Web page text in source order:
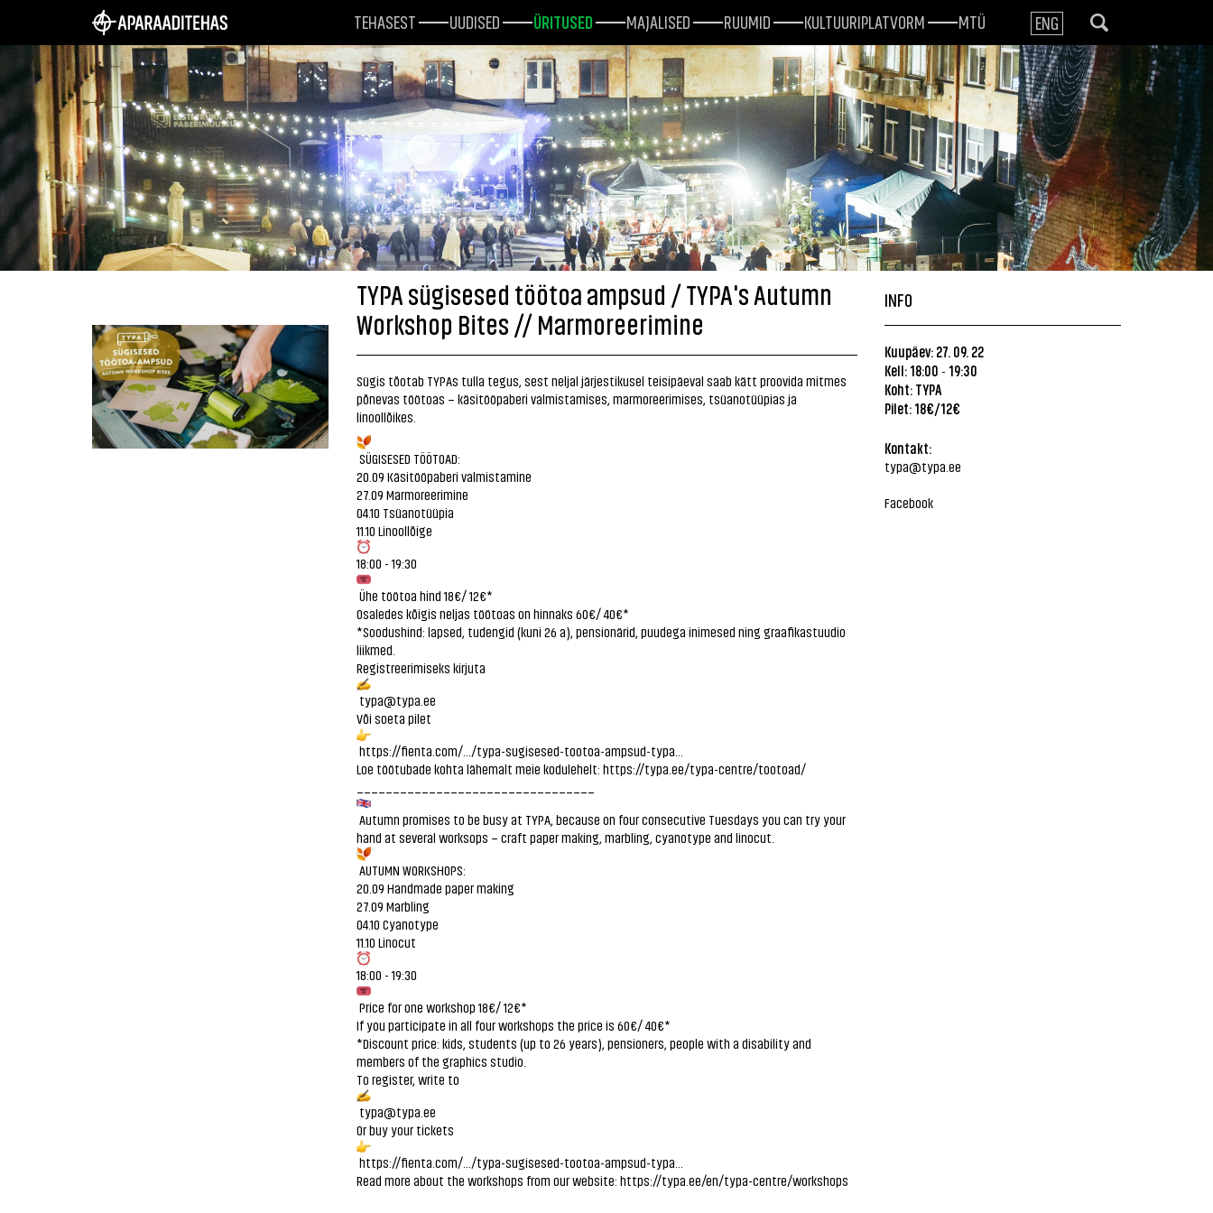
TEHASEST UUDISED ÜRITUSED MAJALISED RUUMID KULTUURIPLATVORM MTÜ ENG
TYPA sügisesed töötoa ampsud / TYPA's Autumn
Workshop Bites // Marmoreerimine
Sügis tõotab TYPAs tulla tegus, sest neljal järjestikusel teisipäeval saab kätt proovida mitmes
põnevas töötoas – käsitööpaberi valmistamises, marmoreerimises, tsüanotüüpias ja
linoollõikes.
SÜGISESED TÖÖTOAD:
20.09 Käsitööpaberi valmistamine
27.09 Marmoreerimine
04.10 Tsüanotüüpia
11.10 Linoollõige
18:00 - 19:30
Ühe töötoa hind 18€/ 12€*
Osaledes kõigis neljas töötoas on hinnaks 60€/ 40€*
*Soodushind: lapsed, tudengid (kuni 26 a), pensionärid, puudega inimesed ning graafikastuudio
liikmed.
Registreerimiseks kirjuta
typa@typa.ee
Või soeta pilet
https://fienta.com/.../typa-sugisesed-tootoa-ampsud-typa...
Loe töötubade kohta lähemalt meie kodulehelt: https://typa.ee/typa-centre/tootoad/
Autumn promises to be busy at TYPA, because on four consecutive Tuesdays you can try your
hand at several worksops – craft paper making, marbling, cyanotype and linocut.
AUTUMN WORKSHOPS:
20.09 Handmade paper making
27.09 Marbling
04.10 Cyanotype
11.10 Linocut
18:00 - 19:30
Price for one workshop 18€/ 12€*
If you participate in all four workshops the price is 60€/ 40€*
*Discount price: kids, students (up to 26 years), pensioners, people with a disability and
members of the graphics studio.
To register, write to
typa@typa.ee
Or buy your tickets
https://fienta.com/.../typa-sugisesed-tootoa-ampsud-typa...
Read more about the workshops from our website: https://typa.ee/en/typa-centre/workshops
INFO
Kuupäev: 27. 09. 22
Kell: 18:00 - 19:30
Koht: TYPA
Pilet: 18€/12€
Kontakt:
typa@typa.ee
Facebook